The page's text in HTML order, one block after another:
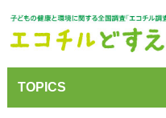
TOPICS